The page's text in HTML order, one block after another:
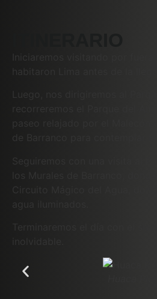
Iniciaremos visitando por
habitaron Lima antes de la
Luego, nos dirigiremos al
recorreremos el Parque del
paseo relajado por el Malecón
de Barranco para contemplar
Seguiremos con una visita al
los Murales de Barranco,
Circuito Mágico del Agua,
agua iluminados.
Terminaremos el día con el